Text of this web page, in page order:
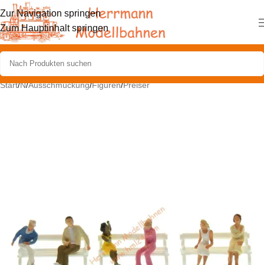
Zur Navigation springen
Zum Hauptinhalt springen
Start/N/Ausschmückung/Figuren/Preiser